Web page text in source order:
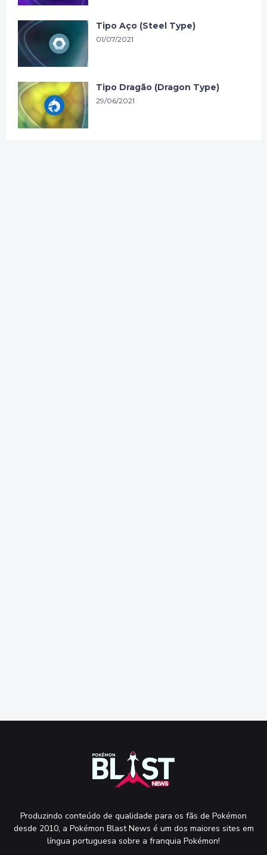
Tipo Aço (Steel Type)
01/07/2021
Tipo Dragão (Dragon Type)
29/06/2021
Produzindo conteúdo de qualidade para os fãs de Pokémon
desde 2010, a Pokémon Blast News é um dos maiores sites em
língua portuguesa sobre a franquia Pokémon!